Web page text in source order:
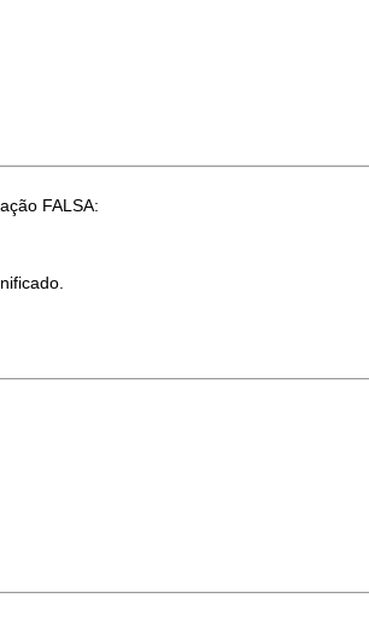
FALSA: